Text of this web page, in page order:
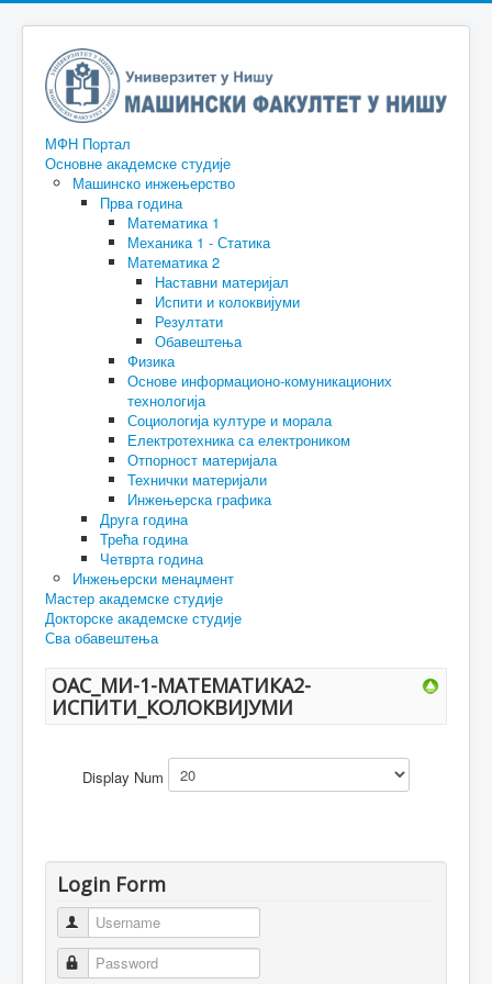
МФН Портал
Основне академске студије
Машинско инжењерство
Прва година
Математика 1
Механика 1 - Статика
Математика 2
Наставни материјал
Испити и колоквијуми
Резултати
Обавештења
Физика
Основе информационо-комуникационих
технологија
Социологија културе и морала
Електротехника са електроником
Отпорност материјала
Технички материјали
Инжењерска графика
Друга година
Трећа година
Четврта година
Инжењерски менаџмент
Мастер академске студије
Докторске академске студије
Сва обавештења
ОАС_МИ-1-МАТЕМАТИКА2-
ИСПИТИ_КОЛОКВИЈУМИ
Display Num
Login Form
Username
Password